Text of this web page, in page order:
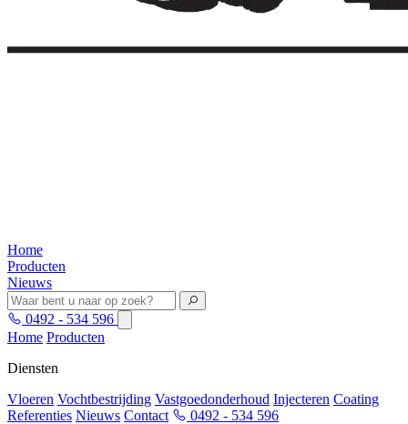
Home
Producten
Nieuws
0492 - 534 596
Home Producten
Diensten
Vloeren Vochtbestrijding Vastgoedonderhoud Injecteren Coating
Referenties Nieuws Contact 0492 - 534 596